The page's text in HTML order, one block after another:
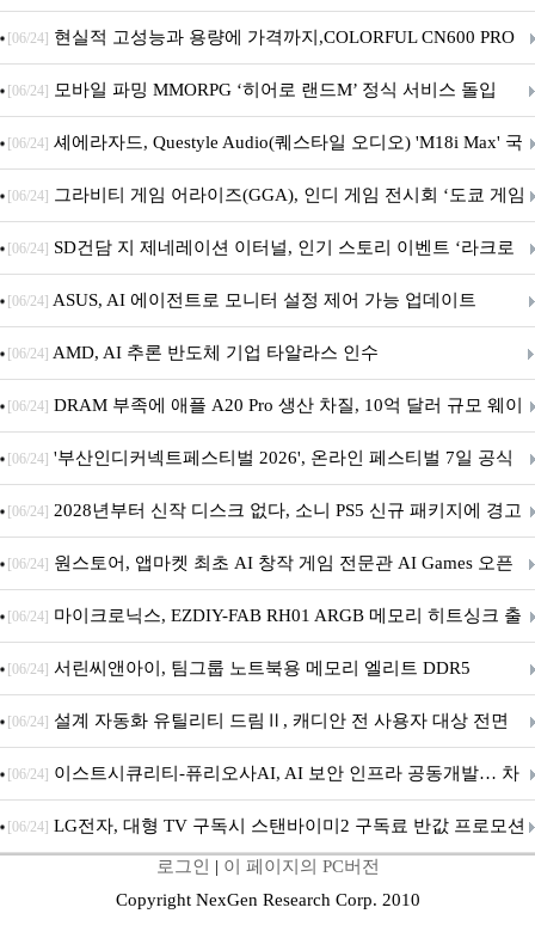
브랜드데이 기획전 진행
[06/24] 현실적 고성능과 용량에 가격까지,COLORFUL CN600 PRO
M.2 NVMe 디앤디컴 1TB
[06/24] 모바일 파밍 MMORPG ‘히어로 랜드M’ 정식 서비스 돌입
[06/24] 셰에라자드, Questyle Audio(퀘스타일 오디오) 'M18i Max' 국
내 정식 출시
[06/24] 그라비티 게임 어라이즈(GGA), 인디 게임 전시회 ‘도쿄 게임
던전 13’ 참가!
[06/24] SD건담 지 제네레이션 이터널, 인기 스토리 이벤트 ‘라크로
아의 용사’ 재개최 및 풍성한 기념 이벤트 실시!
[06/24] ASUS, AI 에이전트로 모니터 설정 제어 가능 업데이트
[06/24] AMD, AI 추론 반도체 기업 타알라스 인수
[06/24] DRAM 부족에 애플 A20 Pro 생산 차질, 10억 달러 규모 웨이
퍼 대기
[06/24] '부산인디커넥트페스티벌 2026', 온라인 페스티벌 7일 공식
개막... 22일간 진행
[06/24] 2028년부터 신작 디스크 없다, 소니 PS5 신규 패키지에 경고
문 추가
[06/24] 원스토어, 앱마켓 최초 AI 창작 게임 전문관 AI Games 오픈
[06/24] 마이크로닉스, EZDIY-FAB RH01 ARGB 메모리 히트싱크 출
시
[06/24] 서린씨앤아이, 팀그룹 노트북용 메모리 엘리트 DDR5
5600MHz 16GB 출시
[06/24] 설계 자동화 유틸리티 드림Ⅱ, 캐디안 전 사용자 대상 전면
무상 배포
[06/24] 이스트시큐리티-퓨리오사AI, AI 보안 인프라 공동개발… 차
세대 AI 보안 플랫폼 구축
[06/24] LG전자, 대형 TV 구독시 스탠바이미2 구독료 반값 프로모션
로그인 | 이 페이지의 PC버전
Copyright NexGen Research Corp. 2010